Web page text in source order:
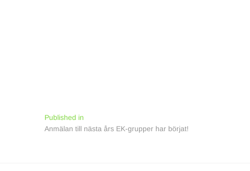
Inläggsnavigering
Published in
Anmälan till nästa års EK-grupper har börjat!